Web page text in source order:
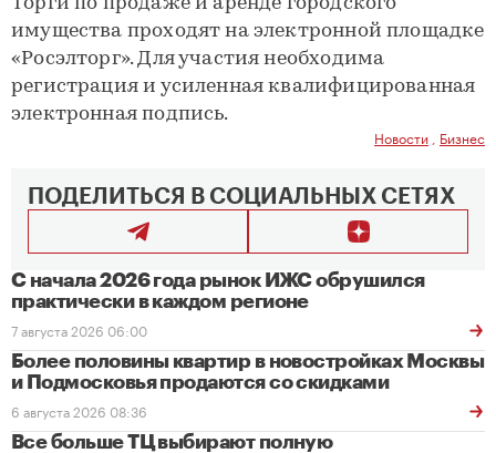
имущества проходят на электронной площадке
«Росэлторг». Для участия необходима
регистрация и усиленная квалифицированная
электронная подпись.
Новости Бизнес
ПОДЕЛИТЬСЯ В СОЦИАЛЬНЫХ СЕТЯХ
С начала 2026 года рынок ИЖС обрушился
практически в каждом регионе
7 августа 2026 06:00
Более половины квартир в новостройках Москвы
и Подмосковья продаются со скидками
6 августа 2026 08:36
Все больше ТЦ выбирают полную